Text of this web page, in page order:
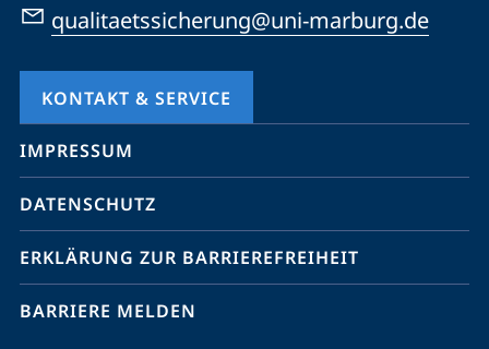
qualitaetssicherung@uni-marburg.de
KONTAKT & SERVICE
Mobile-
Service-
Navigation
und
Social
Media
IMPRESSUM
DATENSCHUTZ
ERKLÄRUNG ZUR BARRIEREFREIHEIT
BARRIERE MELDEN